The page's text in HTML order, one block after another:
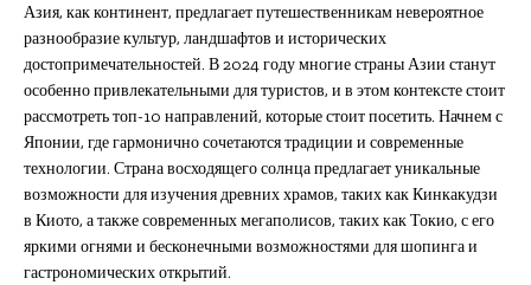
Азия, как континент, предлагает путешественникам невероятное
разнообразие культур, ландшафтов и исторических
достопримечательностей. В 2024 году многие страны Азии станут
особенно привлекательными для туристов, и в этом контексте стоит
рассмотреть топ-10 направлений, которые стоит посетить. Начнем с
Японии, где гармонично сочетаются традиции и современные
технологии. Страна восходящего солнца предлагает уникальные
возможности для изучения древних храмов, таких как Кинкакудзи
в Киото, а также современных мегаполисов, таких как Токио, с его
яркими огнями и бесконечными возможностями для шопинга и
гастрономических открытий.